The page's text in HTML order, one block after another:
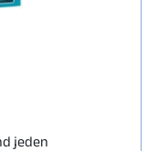
jeden